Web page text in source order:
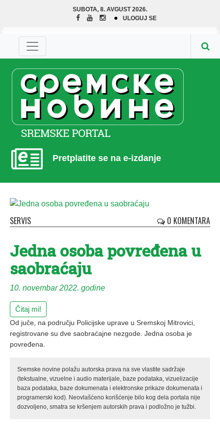
SUBOTA, 8. AVGUST 2026.
ULOGUJ SE
Pretplatite se na e-izdanje
SERVIS 0 KOMENTARA
Jedna osoba povređena u
saobraćaju
10. novembar 2022. godine
Čitaj mi!
Od juče, na području Policijske uprave u Sremskoj Mitrovici,
registrovane su dve saobraćajne nezgode. Jedna osoba je
povređena.
Sremske novine polažu autorska prava na sve vlastite sadržaje
(tekstualne, vizuelne i audio materijale, baze podataka, vizuelizacije
baza podataka, baze dokumenata i elektronske prikaze dokumenata i
programerski kod). Neovlašćeno korišćenje bilo kog dela portala nije
dozvoljeno, smatra se kršenjem autorskih prava i podložno je tužbi.